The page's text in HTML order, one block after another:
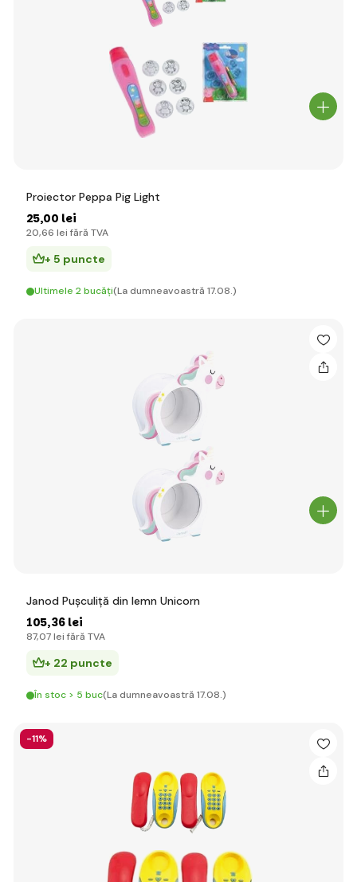
Proiector Peppa Pig Light
25,00 lei
20,66 lei fără TVA
+ 5 puncte
Ultimele 2 bucăți(La dumneavoastră 17.08.)
Janod Pușculiță din lemn Unicorn
105,36 lei
87,07 lei fără TVA
+ 22 puncte
În stoc > 5 buc(La dumneavoastră 17.08.)
-11%